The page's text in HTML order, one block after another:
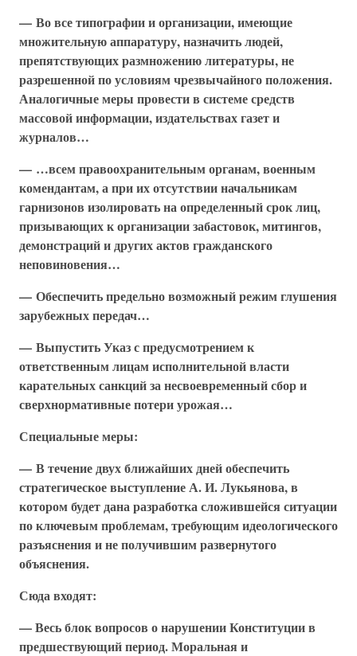
— Во все типографии и организации, имеющие
множительную аппаратуру, назначить людей,
препятствующих размножению литературы, не
разрешенной по условиям чрезвычайного положения.
Аналогичные меры провести в системе средств
массовой информации, издательствах газет и
журналов…
— …всем правоохранительным органам, военным
комендантам, а при их отсутствии начальникам
гарнизонов изолировать на определенный срок лиц,
призывающих к организации забастовок, митингов,
демонстраций и других актов гражданского
неповиновения…
— Обеспечить предельно возможный режим глушения
зарубежных передач…
— Выпустить Указ с предусмотрением к
ответственным лицам исполнительной власти
карательных санкций за несвоевременный сбор и
сверхнормативные потери урожая…
Специальные меры:
— В течение двух ближайших дней обеспечить
стратегическое выступление А. И. Лукьянова, в
котором будет дана разработка сложившейся ситуации
по ключевым проблемам, требующим идеологического
разъяснения и не получившим развернутого
объяснения.
Сюда входят:
— Весь блок вопросов о нарушении Конституции в
предшествующий период. Моральная и